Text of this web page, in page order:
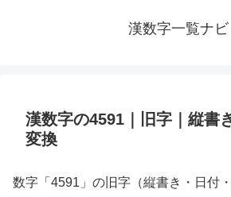
漢数字一覧ナビ
漢数字の4591｜旧字｜縦書
変換
数字「4591」の旧字（縦書き・日付